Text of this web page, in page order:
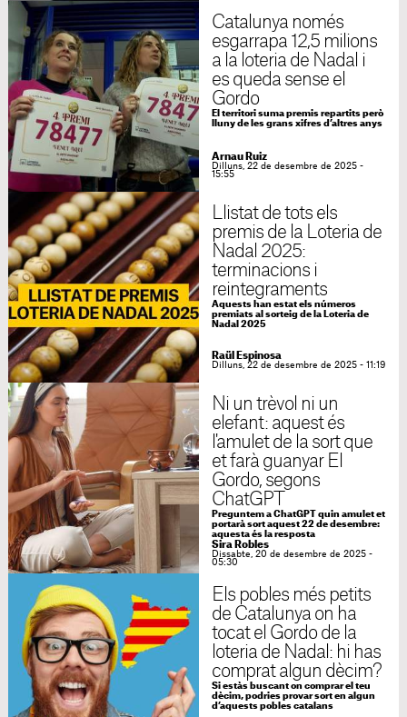
Catalunya només
esgarrapa 12,5 milions
a la loteria de Nadal i
es queda sense el
Gordo
El territori suma premis repartits però
lluny de les grans xifres d’altres anys
Arnau Ruiz
Dilluns, 22 de desembre de 2025 -
15:55
Llistat de tots els
premis de la Loteria de
Nadal 2025:
terminacions i
reintegraments
Aquests han estat els números
premiats al sorteig de la Loteria de
Nadal 2025
Raül Espinosa
Dilluns, 22 de desembre de 2025 - 11:19
Ni un trèvol ni un
elefant: aquest és
l'amulet de la sort que
et farà guanyar El
Gordo, segons
ChatGPT
Preguntem a ChatGPT quin amulet et
portarà sort aquest 22 de desembre:
aquesta és la resposta
Sira Robles
Dissabte, 20 de desembre de 2025 -
05:30
Els pobles més petits
de Catalunya on ha
tocat el Gordo de la
loteria de Nadal: hi has
comprat algun dècim?
Si estàs buscant on comprar el teu
dècim, podries provar sort en algun
d’aquests pobles catalans